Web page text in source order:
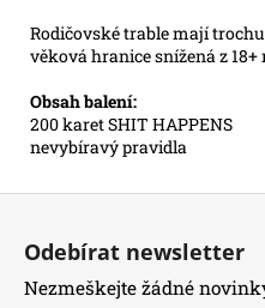
Rodičovské trable mají
věková hranice snížená z 18+
Obsah balení:
200 karet SHIT HAPPENS
nevybíravý pravidla
Z
Odebírat newsletter
Nezmeškejte žádné